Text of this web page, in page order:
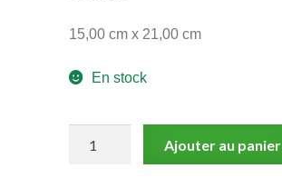
15,00 cm x 21,00 cm
En stock
Ajouter au panier